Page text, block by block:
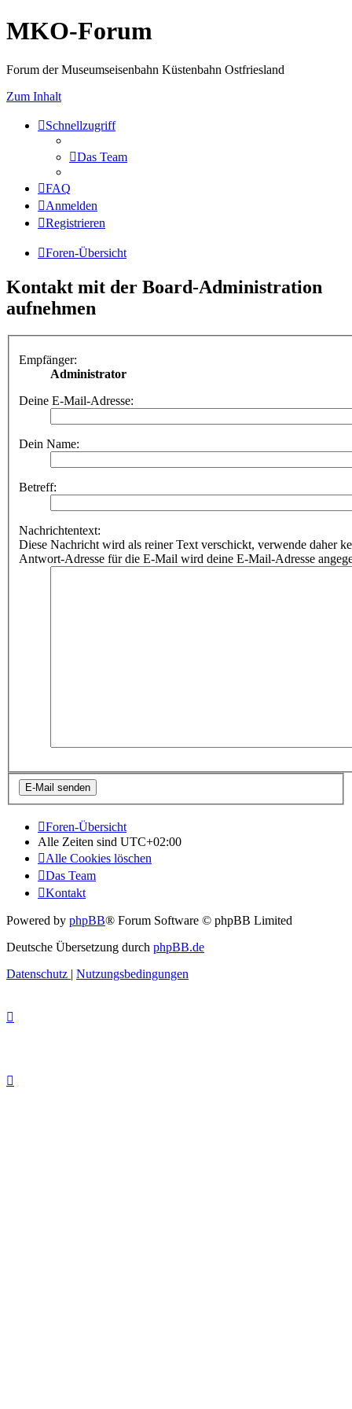
MKO-Forum
Forum der Museumseisenbahn Küstenbahn Ostfriesland
Zum Inhalt
Schnellzugriff
Das Team
FAQ
Anmelden
Registrieren
Foren-Übersicht
Kontakt mit der Board-Administration
aufnehmen
Empfänger:
Administrator
Deine E-Mail-Adresse:
Dein Name:
Betreff:
Nachrichtentext:
Diese Nachricht wird als reiner Text verschickt, verwende daher
Antwort-Adresse für die E-Mail wird deine E-Mail-Adresse
Foren-Übersicht
Alle Zeiten sind UTC+02:00
Alle Cookies löschen
Das Team
Kontakt
Powered by phpBB® Forum Software © phpBB Limited
Deutsche Übersetzung durch phpBB.de
Datenschutz | Nutzungsbedingungen